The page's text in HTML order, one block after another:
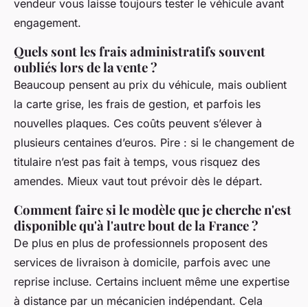
vendeur vous laisse toujours tester le véhicule avant
engagement.
Quels sont les frais administratifs souvent
oubliés lors de la vente ?
Beaucoup pensent au prix du véhicule, mais oublient
la carte grise, les frais de gestion, et parfois les
nouvelles plaques. Ces coûts peuvent s’élever à
plusieurs centaines d’euros. Pire : si le changement de
titulaire n’est pas fait à temps, vous risquez des
amendes. Mieux vaut tout prévoir dès le départ.
Comment faire si le modèle que je cherche n'est
disponible qu'à l'autre bout de la France ?
De plus en plus de professionnels proposent des
services de livraison à domicile, parfois avec une
reprise incluse. Certains incluent même une expertise
à distance par un mécanicien indépendant. Cela